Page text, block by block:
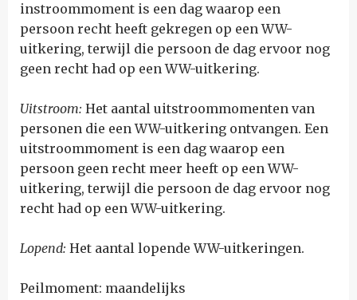
instroommoment is een dag waarop een
persoon recht heeft gekregen op een WW-
uitkering, terwijl die persoon de dag ervoor nog
geen recht had op een WW-uitkering.
Uitstroom: Het aantal uitstroommomenten van
personen die een WW-uitkering ontvangen. Een
uitstroommoment is een dag waarop een
persoon geen recht meer heeft op een WW-
uitkering, terwijl die persoon de dag ervoor nog
recht had op een WW-uitkering.
Lopend: Het aantal lopende WW-uitkeringen.
Peilmoment: maandelijks